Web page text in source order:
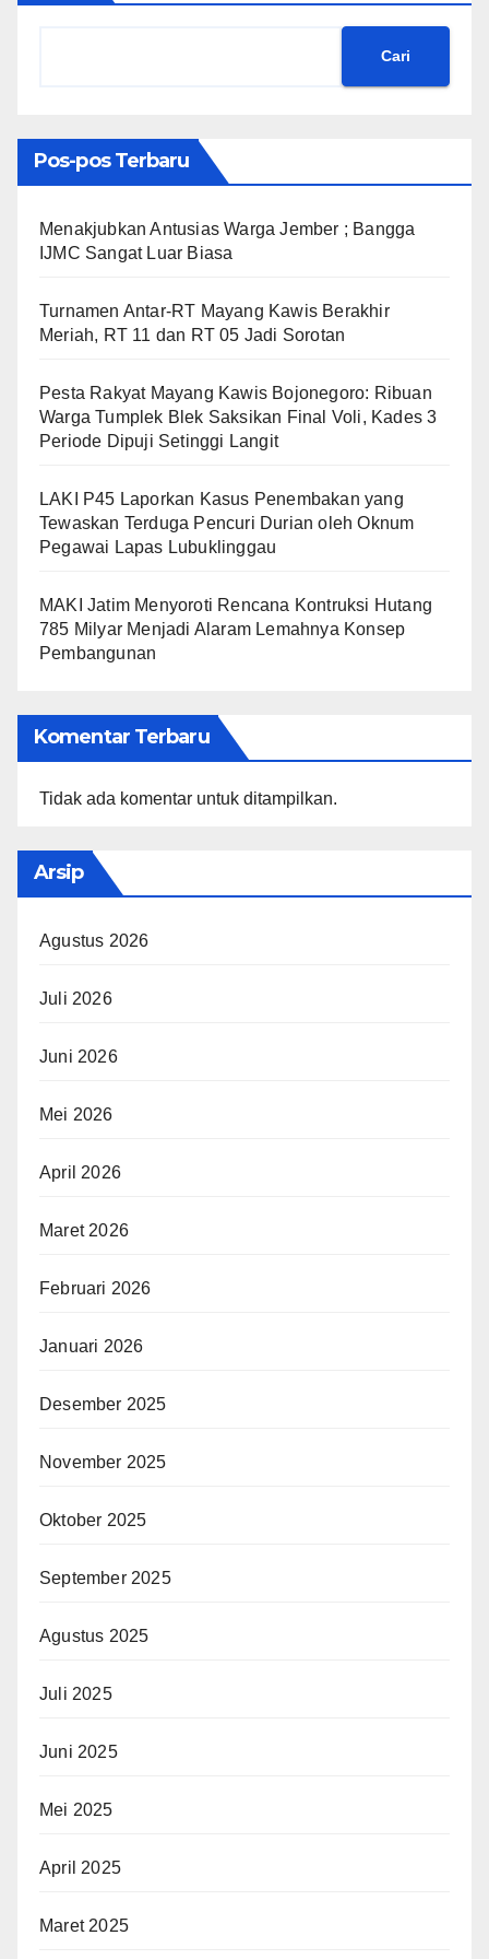
Cari
Pos-pos Terbaru
Menakjubkan Antusias Warga Jember ; Bangga
IJMC Sangat Luar Biasa
Turnamen Antar-RT Mayang Kawis Berakhir
Meriah, RT 11 dan RT 05 Jadi Sorotan
​Pesta Rakyat Mayang Kawis Bojonegoro: Ribuan
Warga Tumplek Blek Saksikan Final Voli, Kades 3
Periode Dipuji Setinggi Langit
LAKI P45 Laporkan Kasus Penembakan yang
Tewaskan Terduga Pencuri Durian oleh Oknum
Pegawai Lapas Lubuklinggau
MAKI Jatim Menyoroti Rencana Kontruksi Hutang
785 Milyar Menjadi Alaram Lemahnya Konsep
Pembangunan
Komentar Terbaru
Tidak ada komentar untuk ditampilkan.
Arsip
Agustus 2026
Juli 2026
Juni 2026
Mei 2026
April 2026
Maret 2026
Februari 2026
Januari 2026
Desember 2025
November 2025
Oktober 2025
September 2025
Agustus 2025
Juli 2025
Juni 2025
Mei 2025
April 2025
Maret 2025